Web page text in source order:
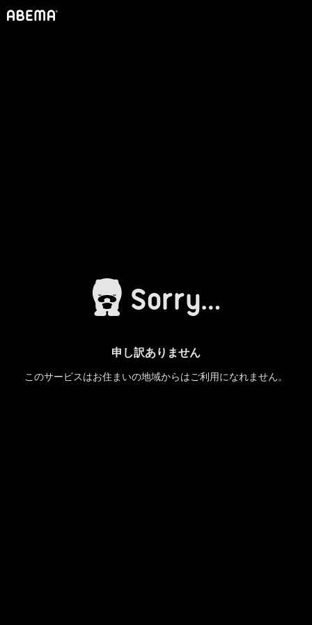
申し訳ありません
このサービスはお住まいの地域からはご利用になれません。